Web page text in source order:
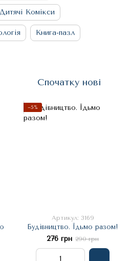
Комікси
Книга-пазл
Спочатку нові
−5%
Артикул: 3169
Будівництво. Їдьмо разом!
276 грн 290 грн